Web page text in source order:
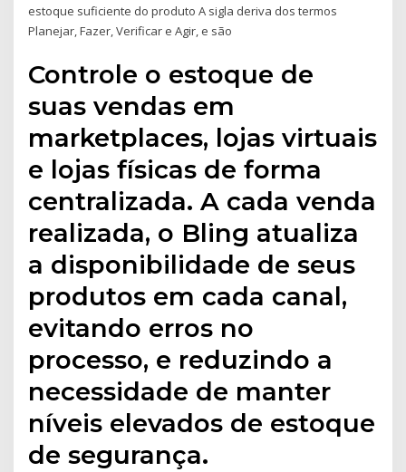
estoque suficiente do produto A sigla deriva dos termos
Planejar, Fazer, Verificar e Agir, e são
Controle o estoque de
suas vendas em
marketplaces, lojas virtuais
e lojas físicas de forma
centralizada. A cada venda
realizada, o Bling atualiza
a disponibilidade de seus
produtos em cada canal,
evitando erros no
processo, e reduzindo a
necessidade de manter
níveis elevados de estoque
de segurança.